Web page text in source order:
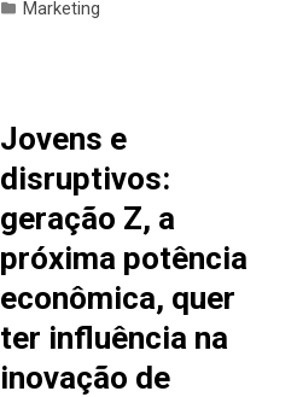
Marketing
Jovens e
disruptivos:
geração Z, a
próxima potência
econômica, quer
ter influência na
inovação de